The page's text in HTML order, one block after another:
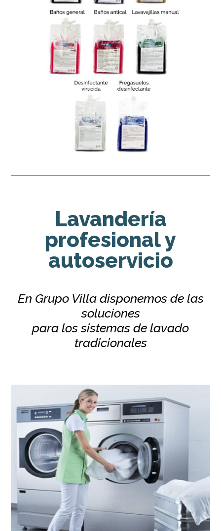
Lavandería
profesional y
autoservicio
En Grupo Villa disponemos de las
soluciones
para los sistemas de lavado
tradicionales